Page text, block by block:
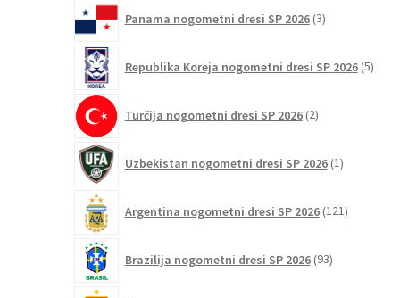
Panama nogometni dresi SP 2026 3izdelki
Republika Koreja nogometni dresi SP 2026 5
Turčija nogometni dresi SP 2026 2izdelka
Uzbekistan nogometni dresi SP 2026 1izdelek
Argentina nogometni dresi SP 2026 121izdelkov
Brazilija nogometni dresi SP 2026 93izdelkov